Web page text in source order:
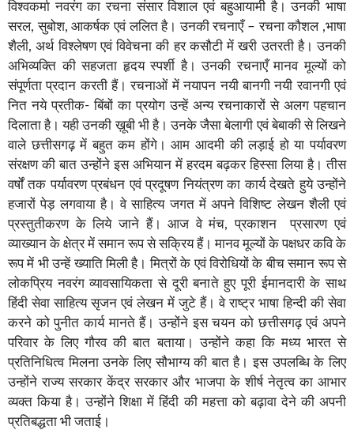
विश्वकर्मा नवरंग का रचना संसार विशाल एवं बहुआयामी है। उनकी भाषा
सरल, सुबोश, आकर्षक एवं ललित है। उनकी रचनाएँ – रचना कौशल ,भाषा
शैली, अर्थ विश्लेषण एवं विवेचना की हर कसौटी में खरी उतरती है। उनकी
अभिव्यक्ति की सहजता हृदय स्पर्शी है। उनकी रचनाएँ मानव मूल्यों को
संपूर्णता प्रदान करती हैं। रचनाओं में नयापन नयी बानगी नयी रवानगी एवं
नित नये प्रतीक- बिंबों का प्रयोग उन्हें अन्य रचनाकारों से अलग पहचान
दिलाता है। यही उनकी ख़ूबी भी है। उनके जैसा बेलागी एवं बेबाकी से लिखने
वाले छत्तीसगढ़ में बहुत कम होंगे। आम आदमी की लड़ाई हो या पर्यावरण
संरक्षण की बात उन्होंने इस अभियान में हरदम बढ़कर हिस्सा लिया है। तीस
वर्षों तक पर्यावरण प्रबंधन एवं प्रदूषण नियंत्रण का कार्य देखते हुये उन्होंने
हजारों पेड़ लगवाया है। वे साहित्य जगत में अपने विशिष्ट लेखन शैली एवं
प्रस्तुतीकरण के लिये जाने हैं। आज वे मंच, प्रकाशन प्रसारण एवं
व्याख्यान के क्षेत्र में समान रूप से सक्रिय हैं। मानव मूल्यों के पक्षधर कवि के
रूप में भी उन्हें ख्याति मिली है। मित्रों के एवं विरोधियों के बीच समान रूप से
लोकप्रिय नवरंग व्यावसायिकता से दूरी बनाते हुए पूरी ईमानदारी के साथ
हिंदी सेवा साहित्य सृजन एवं लेखन में जुटे हैं। वे राष्ट्र भाषा हिन्दी की सेवा
करने को पुनीत कार्य मानते हैं। उन्होंने इस चयन को छत्तीसगढ़ एवं अपने
परिवार के लिए गौरव की बात बताया। उन्होंने कहा कि मध्य भारत से
प्रतिनिधित्व मिलना उनके लिए सौभाग्य की बात है। इस उपलब्धि के लिए
उन्होंने राज्य सरकार केंद्र सरकार और भाजपा के शीर्ष नेतृत्व का आभार
व्यक्त किया है। उन्होंने शिक्षा में हिंदी की महत्ता को बढ़ावा देने की अपनी
प्रतिबद्धता भी जताई।